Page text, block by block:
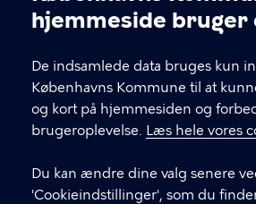
hjemmeside bruger
De indsamlede data bruges kun
Københavns Kommune til at
og kort på hjemmesiden og
brugeroplevelse. Læs hele vores
Du kan ændre dine valg senere
'Cookieindstillinger', som du
21 51 39 35
LINKS
Facebook
Instagram